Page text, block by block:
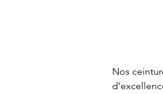
Nos